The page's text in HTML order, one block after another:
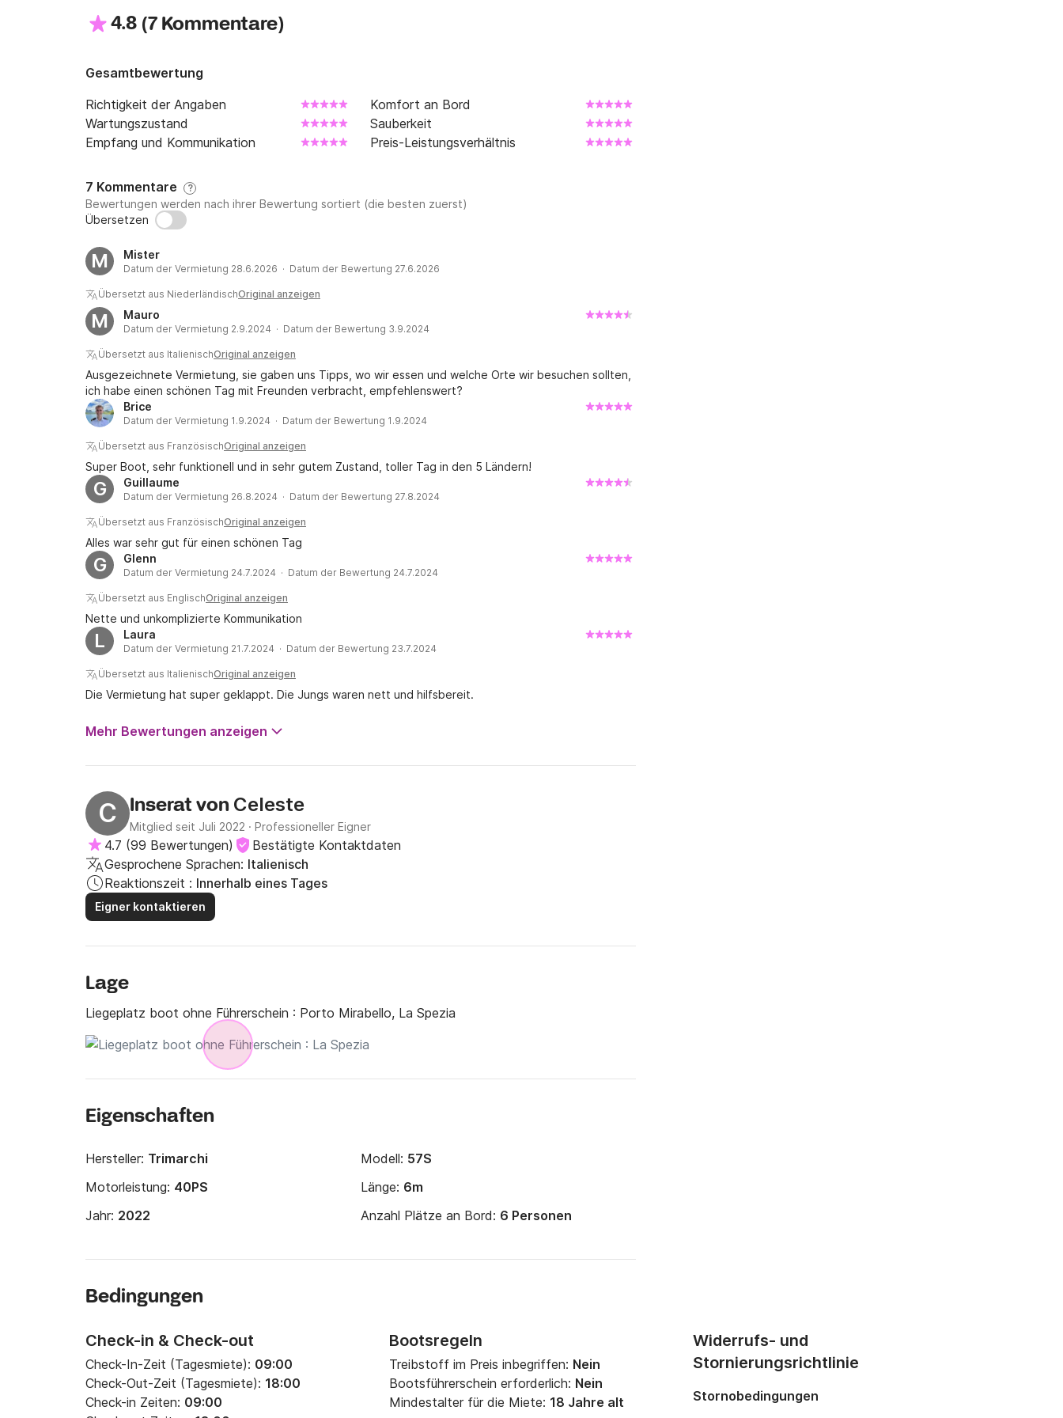
4.8 (7 Kommentare)
Gesamtbewertung
Richtigkeit der Angaben
Komfort an Bord
Wartungszustand
Sauberkeit
Empfang und Kommunikation
Preis-Leistungsverhältnis
7 Kommentare ?
Bewertungen werden nach ihrer Bewertung sortiert (die besten zuerst)
Übersetzen
M Mister
Datum der Vermietung 28.6.2026 · Datum der Bewertung 27.6.2026
Übersetzt aus NiederländischOriginal anzeigen
M Mauro
Datum der Vermietung 2.9.2024 · Datum der Bewertung 3.9.2024
Übersetzt aus ItalienischOriginal anzeigen
Ausgezeichnete Vermietung, sie gaben uns Tipps, wo wir essen und welche Orte wir besuchen sollten,
ich habe einen schönen Tag mit Freunden verbracht, empfehlenswert?
Brice
Datum der Vermietung 1.9.2024 · Datum der Bewertung 1.9.2024
Übersetzt aus FranzösischOriginal anzeigen
Super Boot, sehr funktionell und in sehr gutem Zustand, toller Tag in den 5 Ländern!
G Guillaume
Datum der Vermietung 26.8.2024 · Datum der Bewertung 27.8.2024
Übersetzt aus FranzösischOriginal anzeigen
Alles war sehr gut für einen schönen Tag
G Glenn
Datum der Vermietung 24.7.2024 · Datum der Bewertung 24.7.2024
Übersetzt aus EnglischOriginal anzeigen
Nette und unkomplizierte Kommunikation
L Laura
Datum der Vermietung 21.7.2024 · Datum der Bewertung 23.7.2024
Übersetzt aus ItalienischOriginal anzeigen
Die Vermietung hat super geklappt. Die Jungs waren nett und hilfsbereit.
Mehr Bewertungen anzeigen
C Inserat von Celeste
Mitglied seit Juli 2022 · Professioneller Eigner
4.7 (99 Bewertungen)
Bestätigte Kontaktdaten
Gesprochene Sprachen: Italienisch
Reaktionszeit : Innerhalb eines Tages
Eigner kontaktieren
Lage
Liegeplatz boot ohne Führerschein : Porto Mirabello, La Spezia
Eigenschaften
Hersteller: Trimarchi Modell: 57S
Motorleistung: 40PS Länge: 6m
Jahr: 2022 Anzahl Plätze an Bord: 6 Personen
Bedingungen
Check-in & Check-out
Check-In-Zeit (Tagesmiete): 09:00
Check-Out-Zeit (Tagesmiete): 18:00
Check-in Zeiten: 09:00
Bootsregeln
Treibstoff im Preis inbegriffen: Nein
Bootsführerschein erforderlich: Nein
Mindestalter für die Miete: 18 Jahre alt
Widerrufs- und
Stornierungsrichtlinie
Stornobedingungen